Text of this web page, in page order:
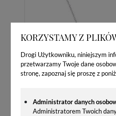
KORZYSTAMY Z
Drogi Użytkowniku, niniejszym
przetwarzamy Twoje dane
stronę, zapoznaj się proszę z
Administrator danych
Administratorem Twoich